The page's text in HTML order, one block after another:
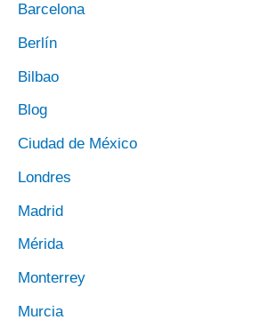
Barcelona
Berlín
Bilbao
Blog
Ciudad de México
Londres
Madrid
Mérida
Monterrey
Murcia